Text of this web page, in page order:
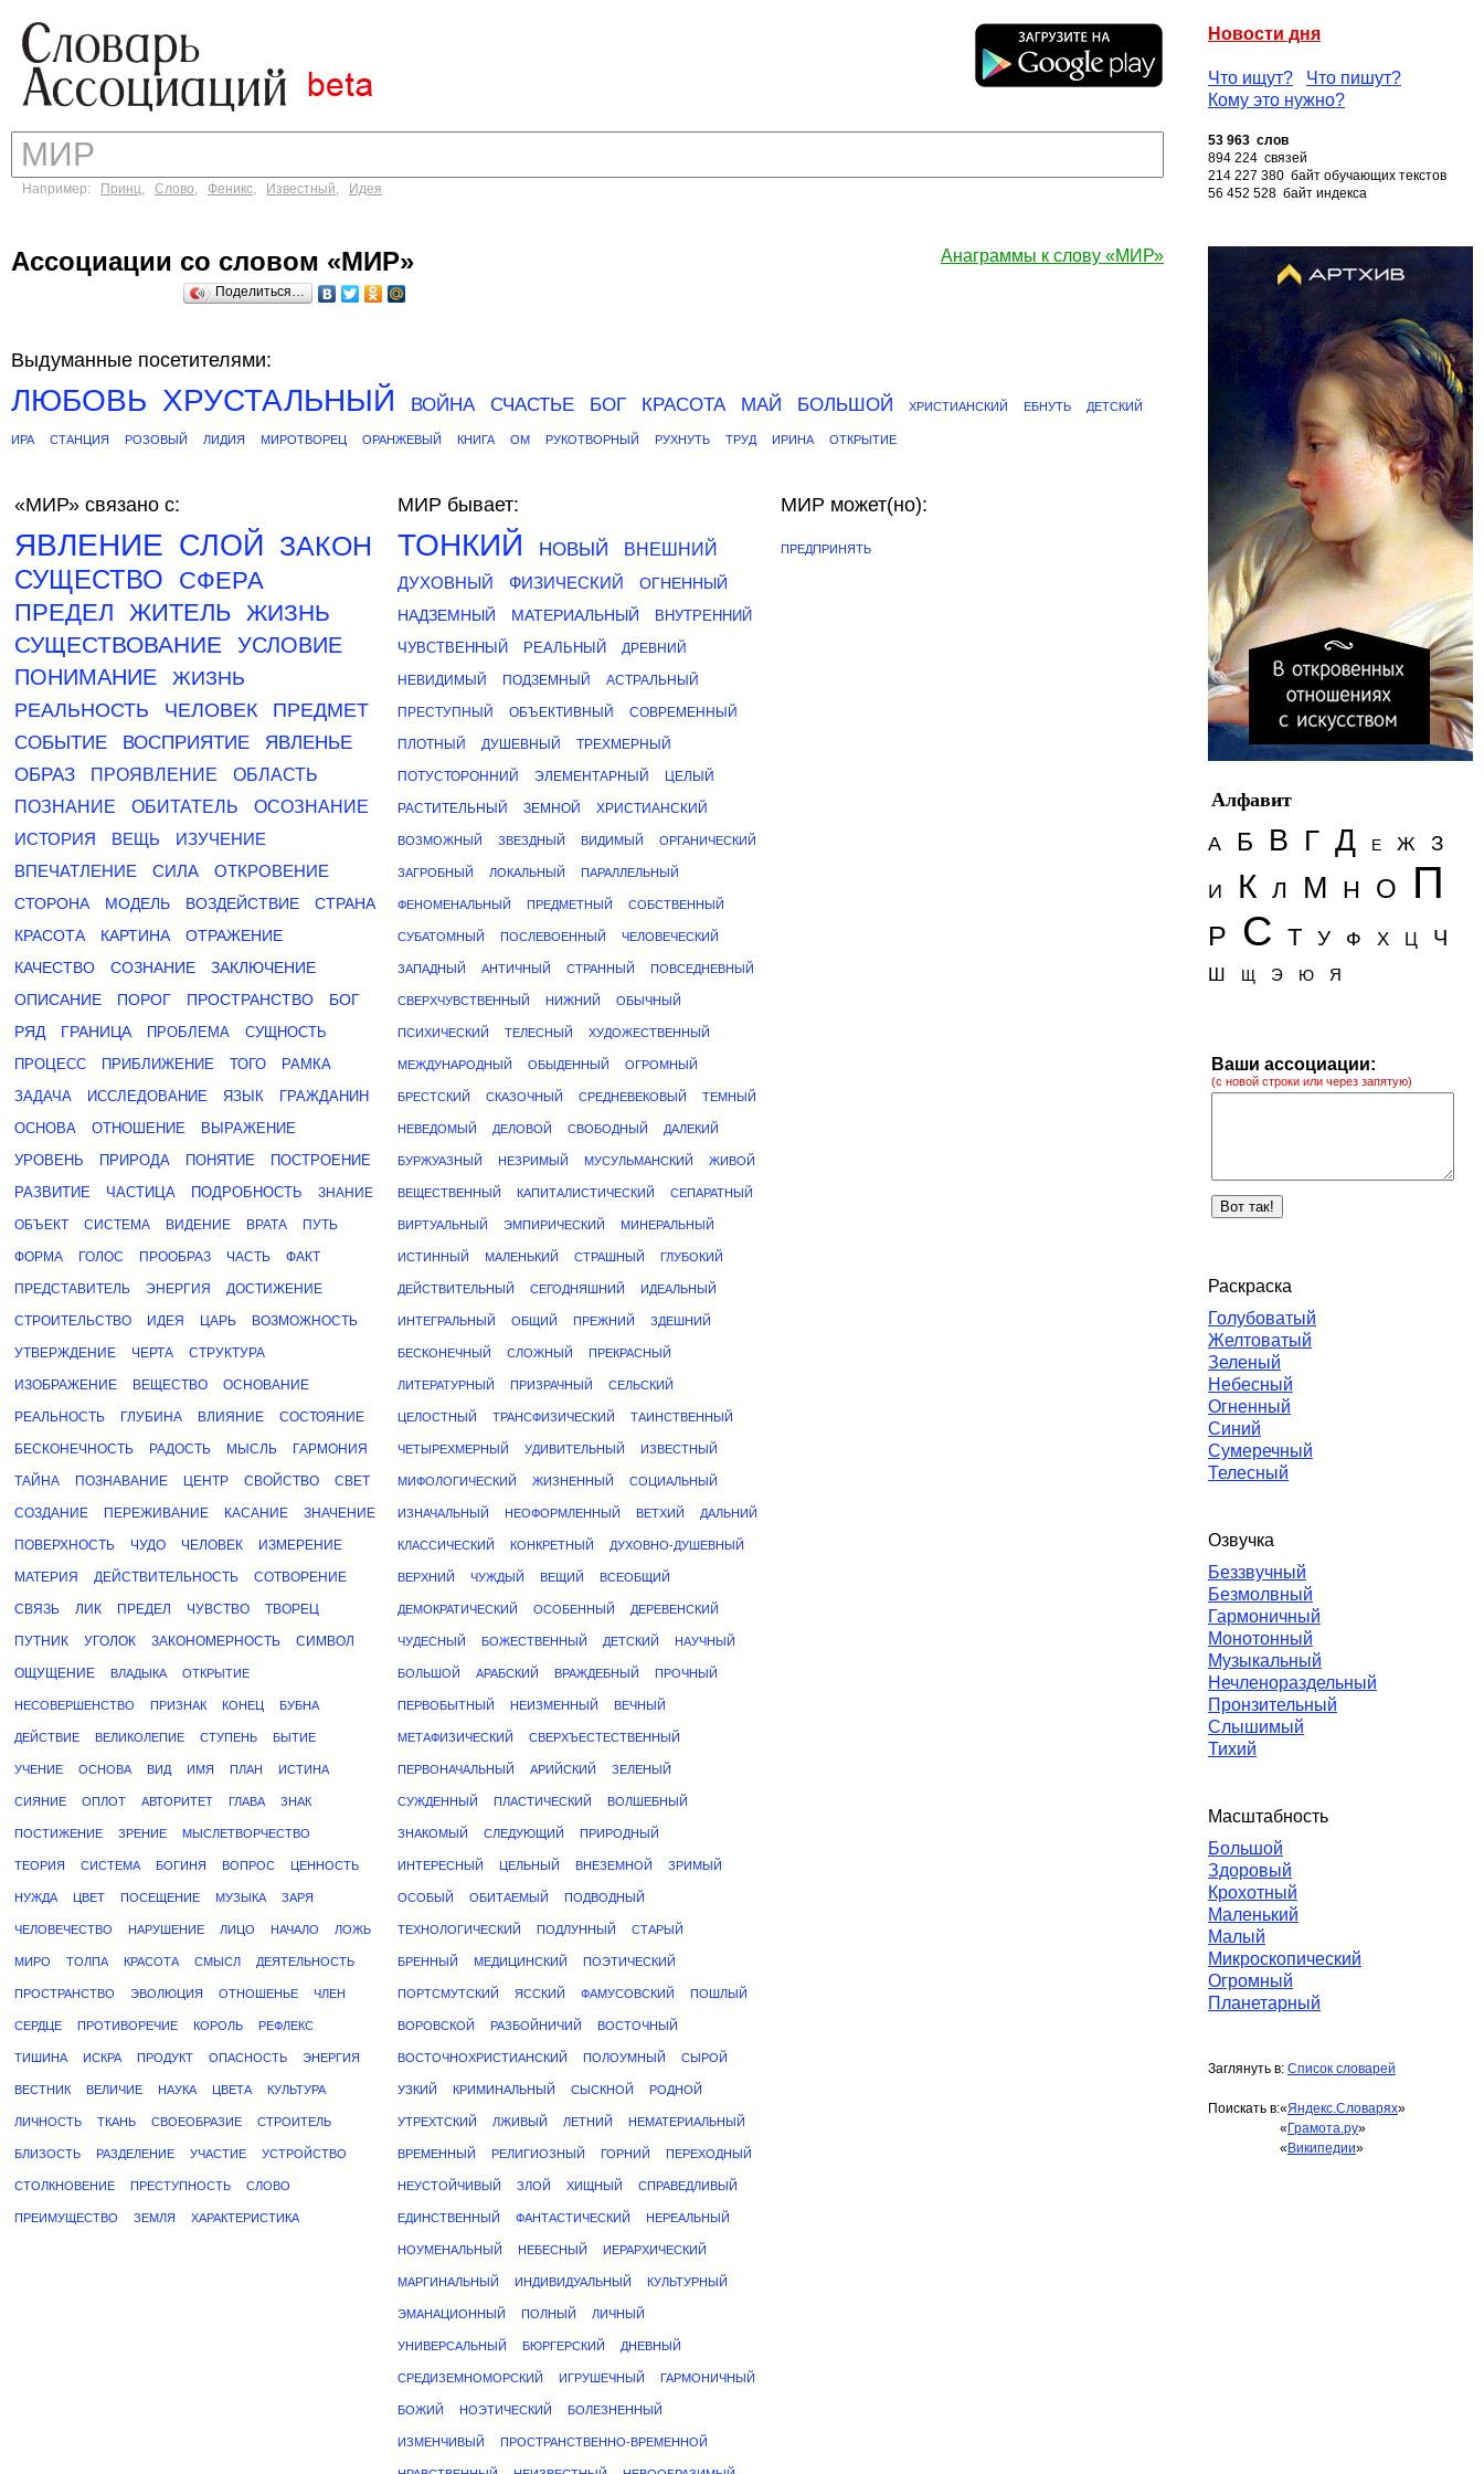
Новости дня
Что ищут?
Что пишут?
Кому это нужно?
Например: Принц, Слово, Феникс, Известный, Идея
53 963 слов
894 224 связей
214 227 380 байт обучающих текстов
56 452 528 байт индекса
Анаграммы к слову «МИР»
Ассоциации со словом «МИР»
Поделиться…
Выдуманные посетителями:
ЛЮБОВЬ ХРУСТАЛЬНЫЙ ВОЙНА СЧАСТЬЕ БОГ КРАСОТА МАЙ БОЛЬШОЙ ХРИСТИАНСКИЙ ЕБНУТЬ ДЕТСКИЙ
ИРА СТАНЦИЯ РОЗОВЫЙ ЛИДИЯ МИРОТВОРЕЦ ОРАНЖЕВЫЙ КНИГА ОМ РУКОТВОРНЫЙ РУХНУТЬ ТРУД ИРИНА ОТКРЫТИЕ
«МИР» связано с:
ЯВЛЕНИЕ СЛОЙ ЗАКОН
СУЩЕСТВО
СФЕРА
ПРЕДЕЛ ЖИТЕЛЬ
ЖИЗНЬ
СУЩЕСТВОВАНИЕ
УСЛОВИЕ
ПОНИМАНИЕ
ЖИЗНЬ
РЕАЛЬНОСТЬ
ЧЕЛОВЕК ПРЕДМЕТ
СОБЫТИЕ ВОСПРИЯТИЕ
ЯВЛЕНЬЕ
ОБРАЗ
ПРОЯВЛЕНИЕ
ОБЛАСТЬ
ПОЗНАНИЕ
ОБИТАТЕЛЬ
ОСОЗНАНИЕ
ИСТОРИЯ
ВЕЩЬ
ИЗУЧЕНИЕ
ВПЕЧАТЛЕНИЕ
СИЛА ОТКРОВЕНИЕ
СТОРОНА МОДЕЛЬ ВОЗДЕЙСТВИЕ
СТРАНА
КРАСОТА
КАРТИНА
ОТРАЖЕНИЕ
КАЧЕСТВО
СОЗНАНИЕ
ЗАКЛЮЧЕНИЕ
ОПИСАНИЕ
ПОРОГ ПРОСТРАНСТВО
БОГ
РЯД
ГРАНИЦА ПРОБЛЕМА
СУЩНОСТЬ
ПРОЦЕСС
ПРИБЛИЖЕНИЕ ТОГО
РАМКА
ЗАДАЧА
ИССЛЕДОВАНИЕ ЯЗЫК
ГРАЖДАНИН
ОСНОВА
ОТНОШЕНИЕ
ВЫРАЖЕНИЕ
УРОВЕНЬ
ПРИРОДА ПОНЯТИЕ
ПОСТРОЕНИЕ
РАЗВИТИЕ
ЧАСТИЦА ПОДРОБНОСТЬ ЗНАНИЕ
ОБЪЕКТ СИСТЕМА ВИДЕНИЕ ВРАТА ПУТЬ
ФОРМА ГОЛОС ПРООБРАЗ ЧАСТЬ ФАКТ
ПРЕДСТАВИТЕЛЬ ЭНЕРГИЯ ДОСТИЖЕНИЕ
СТРОИТЕЛЬСТВО ИДЕЯ ЦАРЬ ВОЗМОЖНОСТЬ
УТВЕРЖДЕНИЕ ЧЕРТА СТРУКТУРА
ИЗОБРАЖЕНИЕ ВЕЩЕСТВО ОСНОВАНИЕ
РЕАЛЬНОСТЬ ГЛУБИНА ВЛИЯНИЕ СОСТОЯНИЕ
БЕСКОНЕЧНОСТЬ РАДОСТЬ МЫСЛЬ ГАРМОНИЯ
ТАЙНА ПОЗНАВАНИЕ ЦЕНТР СВОЙСТВО СВЕТ
СОЗДАНИЕ ПЕРЕЖИВАНИЕ КАСАНИЕ ЗНАЧЕНИЕ
ПОВЕРХНОСТЬ ЧУДО ЧЕЛОВЕК ИЗМЕРЕНИЕ
МАТЕРИЯ ДЕЙСТВИТЕЛЬНОСТЬ СОТВОРЕНИЕ
СВЯЗЬ ЛИК ПРЕДЕЛ ЧУВСТВО ТВОРЕЦ
ПУТНИК УГОЛОК ЗАКОНОМЕРНОСТЬ СИМВОЛ
ОЩУЩЕНИЕ ВЛАДЫКА ОТКРЫТИЕ
НЕСОВЕРШЕНСТВО ПРИЗНАК КОНЕЦ БУБНА
ДЕЙСТВИЕ ВЕЛИКОЛЕПИЕ СТУПЕНЬ БЫТИЕ
УЧЕНИЕ ОСНОВА ВИД ИМЯ ПЛАН ИСТИНА
СИЯНИЕ ОПЛОТ АВТОРИТЕТ ГЛАВА ЗНАК
ПОСТИЖЕНИЕ ЗРЕНИЕ МЫСЛЕТВОРЧЕСТВО
ТЕОРИЯ СИСТЕМА БОГИНЯ ВОПРОС ЦЕННОСТЬ
НУЖДА ЦВЕТ ПОСЕЩЕНИЕ МУЗЫКА ЗАРЯ
ЧЕЛОВЕЧЕСТВО НАРУШЕНИЕ ЛИЦО НАЧАЛО ЛОЖЬ
МИРО ТОЛПА КРАСОТА СМЫСЛ ДЕЯТЕЛЬНОСТЬ
ПРОСТРАНСТВО ЭВОЛЮЦИЯ ОТНОШЕНЬЕ ЧЛЕН
СЕРДЦЕ ПРОТИВОРЕЧИЕ КОРОЛЬ РЕФЛЕКС
ТИШИНА ИСКРА ПРОДУКТ ОПАСНОСТЬ ЭНЕРГИЯ
ВЕСТНИК ВЕЛИЧИЕ НАУКА ЦВЕТА КУЛЬТУРА
ЛИЧНОСТЬ ТКАНЬ СВОЕОБРАЗИЕ СТРОИТЕЛЬ
БЛИЗОСТЬ РАЗДЕЛЕНИЕ УЧАСТИЕ УСТРОЙСТВО
СТОЛКНОВЕНИЕ ПРЕСТУПНОСТЬ СЛОВО
ПРЕИМУЩЕСТВО ЗЕМЛЯ ХАРАКТЕРИСТИКА
МИР бывает:
ТОНКИЙ НОВЫЙ
ВНЕШНИЙ
ДУХОВНЫЙ
ФИЗИЧЕСКИЙ
ОГНЕННЫЙ
НАДЗЕМНЫЙ
МАТЕРИАЛЬНЫЙ
ВНУТРЕННИЙ
ЧУВСТВЕННЫЙ
РЕАЛЬНЫЙ ДРЕВНИЙ
НЕВИДИМЫЙ ПОДЗЕМНЫЙ АСТРАЛЬНЫЙ
ПРЕСТУПНЫЙ ОБЪЕКТИВНЫЙ СОВРЕМЕННЫЙ
ПЛОТНЫЙ ДУШЕВНЫЙ ТРЕХМЕРНЫЙ
ПОТУСТОРОННИЙ ЭЛЕМЕНТАРНЫЙ ЦЕЛЫЙ
РАСТИТЕЛЬНЫЙ ЗЕМНОЙ ХРИСТИАНСКИЙ
ВОЗМОЖНЫЙ ЗВЕЗДНЫЙ ВИДИМЫЙ ОРГАНИЧЕСКИЙ
ЗАГРОБНЫЙ ЛОКАЛЬНЫЙ ПАРАЛЛЕЛЬНЫЙ
ФЕНОМЕНАЛЬНЫЙ ПРЕДМЕТНЫЙ СОБСТВЕННЫЙ
СУБАТОМНЫЙ ПОСЛЕВОЕННЫЙ ЧЕЛОВЕЧЕСКИЙ
ЗАПАДНЫЙ АНТИЧНЫЙ СТРАННЫЙ ПОВСЕДНЕВНЫЙ
СВЕРХЧУВСТВЕННЫЙ НИЖНИЙ ОБЫЧНЫЙ
ПСИХИЧЕСКИЙ ТЕЛЕСНЫЙ ХУДОЖЕСТВЕННЫЙ
МЕЖДУНАРОДНЫЙ ОБЫДЕННЫЙ ОГРОМНЫЙ
БРЕСТСКИЙ СКАЗОЧНЫЙ СРЕДНЕВЕКОВЫЙ ТЕМНЫЙ
НЕВЕДОМЫЙ ДЕЛОВОЙ СВОБОДНЫЙ ДАЛЕКИЙ
БУРЖУАЗНЫЙ НЕЗРИМЫЙ МУСУЛЬМАНСКИЙ ЖИВОЙ
ВЕЩЕСТВЕННЫЙ КАПИТАЛИСТИЧЕСКИЙ СЕПАРАТНЫЙ
ВИРТУАЛЬНЫЙ ЭМПИРИЧЕСКИЙ МИНЕРАЛЬНЫЙ
ИСТИННЫЙ МАЛЕНЬКИЙ СТРАШНЫЙ ГЛУБОКИЙ
ДЕЙСТВИТЕЛЬНЫЙ СЕГОДНЯШНИЙ ИДЕАЛЬНЫЙ
ИНТЕГРАЛЬНЫЙ ОБЩИЙ ПРЕЖНИЙ ЗДЕШНИЙ
БЕСКОНЕЧНЫЙ СЛОЖНЫЙ ПРЕКРАСНЫЙ
ЛИТЕРАТУРНЫЙ ПРИЗРАЧНЫЙ СЕЛЬСКИЙ
ЦЕЛОСТНЫЙ ТРАНСФИЗИЧЕСКИЙ ТАИНСТВЕННЫЙ
ЧЕТЫРЕХМЕРНЫЙ УДИВИТЕЛЬНЫЙ ИЗВЕСТНЫЙ
МИФОЛОГИЧЕСКИЙ ЖИЗНЕННЫЙ СОЦИАЛЬНЫЙ
ИЗНАЧАЛЬНЫЙ НЕОФОРМЛЕННЫЙ ВЕТХИЙ ДАЛЬНИЙ
КЛАССИЧЕСКИЙ КОНКРЕТНЫЙ ДУХОВНО-ДУШЕВНЫЙ
ВЕРХНИЙ ЧУЖДЫЙ ВЕЩИЙ ВСЕОБЩИЙ
ДЕМОКРАТИЧЕСКИЙ ОСОБЕННЫЙ ДЕРЕВЕНСКИЙ
ЧУДЕСНЫЙ БОЖЕСТВЕННЫЙ ДЕТСКИЙ НАУЧНЫЙ
БОЛЬШОЙ АРАБСКИЙ ВРАЖДЕБНЫЙ ПРОЧНЫЙ
ПЕРВОБЫТНЫЙ НЕИЗМЕННЫЙ ВЕЧНЫЙ
МЕТАФИЗИЧЕСКИЙ СВЕРХЪЕСТЕСТВЕННЫЙ
ПЕРВОНАЧАЛЬНЫЙ АРИЙСКИЙ ЗЕЛЕНЫЙ
СУЖДЕННЫЙ ПЛАСТИЧЕСКИЙ ВОЛШЕБНЫЙ
ЗНАКОМЫЙ СЛЕДУЮЩИЙ ПРИРОДНЫЙ
ИНТЕРЕСНЫЙ ЦЕЛЬНЫЙ ВНЕЗЕМНОЙ ЗРИМЫЙ
ОСОБЫЙ ОБИТАЕМЫЙ ПОДВОДНЫЙ
ТЕХНОЛОГИЧЕСКИЙ ПОДЛУННЫЙ СТАРЫЙ
БРЕННЫЙ МЕДИЦИНСКИЙ ПОЭТИЧЕСКИЙ
ПОРТСМУТСКИЙ ЯССКИЙ ФАМУСОВСКИЙ ПОШЛЫЙ
ВОРОВСКОЙ РАЗБОЙНИЧИЙ ВОСТОЧНЫЙ
ВОСТОЧНОХРИСТИАНСКИЙ ПОЛОУМНЫЙ СЫРОЙ
УЗКИЙ КРИМИНАЛЬНЫЙ СЫСКНОЙ РОДНОЙ
УТРЕХТСКИЙ ЛЖИВЫЙ ЛЕТНИЙ НЕМАТЕРИАЛЬНЫЙ
ВРЕМЕННЫЙ РЕЛИГИОЗНЫЙ ГОРНИЙ ПЕРЕХОДНЫЙ
НЕУСТОЙЧИВЫЙ ЗЛОЙ ХИЩНЫЙ СПРАВЕДЛИВЫЙ
ЕДИНСТВЕННЫЙ ФАНТАСТИЧЕСКИЙ НЕРЕАЛЬНЫЙ
НОУМЕНАЛЬНЫЙ НЕБЕСНЫЙ ИЕРАРХИЧЕСКИЙ
МАРГИНАЛЬНЫЙ ИНДИВИДУАЛЬНЫЙ КУЛЬТУРНЫЙ
ЭМАНАЦИОННЫЙ ПОЛНЫЙ ЛИЧНЫЙ
УНИВЕРСАЛЬНЫЙ БЮРГЕРСКИЙ ДНЕВНЫЙ
СРЕДИЗЕМНОМОРСКИЙ ИГРУШЕЧНЫЙ ГАРМОНИЧНЫЙ
БОЖИЙ НОЭТИЧЕСКИЙ БОЛЕЗНЕННЫЙ
ИЗМЕНЧИВЫЙ ПРОСТРАНСТВЕННО-ВРЕМЕННОЙ
МИР может(но):
ПРЕДПРИНЯТЬ
Алфавит
А
Б В Г Д Е Ж З
И К Л М Н О П
Р С Т У Ф Х Ц Ч
Ш Щ Э Ю Я
Ваши ассоциации:
(с новой строки или через запятую)
Раскраска
Голубоватый
Желтоватый
Зеленый
Небесный
Огненный
Синий
Сумеречный
Телесный
Озвучка
Беззвучный
Безмолвный
Гармоничный
Монотонный
Музыкальный
Нечленораздельный
Пронзительный
Слышимый
Тихий
Масштабность
Большой
Здоровый
Крохотный
Маленький
Малый
Микроскопический
Огромный
Планетарный
Заглянуть в: Список словарей
Поискать в:«Яндекс.Словарях»
« Грамота.ру»
« Википедии»